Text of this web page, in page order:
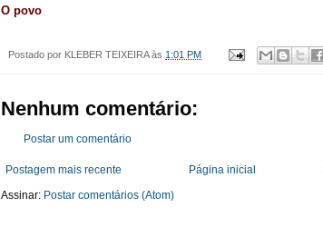
O povo
Postado por KLEBER TEIXEIRA às 1:01 PM
Nenhum comentário:
Postar um comentário
Postagem mais recente
Página inicial
Assinar: Postar comentários (Atom)